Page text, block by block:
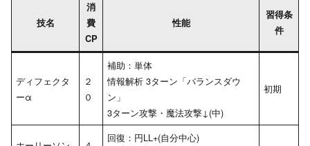
技名
消
費
CP
性能
習得条
件
ディフェクタ
ーα
２
０
補助：単体
情報解析 3ターン「バランスダウ
ン」
3ターン攻撃・魔法攻撃↓(中)
初期
回復：円LL+(自分中心)